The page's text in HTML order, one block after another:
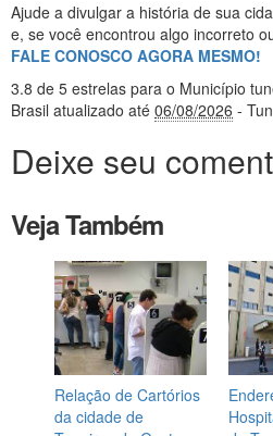
Ajude a divulgar a história de sua
e, se você encontrou algo incorreto
FALE CONOSCO AGORA MESMO!
3.8 de 5 estrelas para o Município
Brasil atualizado até 06/08/2026 -
Deixe seu
Veja Também
Relação de Cartórios
da cidade de